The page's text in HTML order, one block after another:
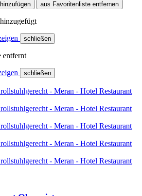
aus Favoritenliste entfernen
schließen
entfernt
schließen